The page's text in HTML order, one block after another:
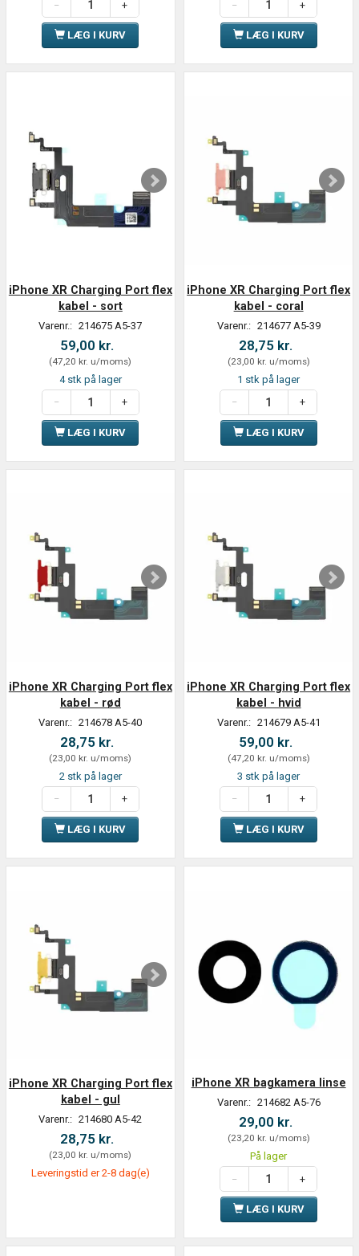
LÆG I KURV LÆG I KURV
iPhone XR Charging Port flex
kabel - sort
Varenr.: 214675 A5-37
59,00 kr.
(47,20 kr. u/moms)
4 stk på lager
LÆG I KURV
iPhone XR Charging Port flex
kabel - coral
Varenr.: 214677 A5-39
28,75 kr.
(23,00 kr. u/moms)
1 stk på lager
LÆG I KURV
iPhone XR Charging Port flex
kabel - rød
Varenr.: 214678 A5-40
28,75 kr.
(23,00 kr. u/moms)
2 stk på lager
LÆG I KURV
iPhone XR Charging Port flex
kabel - hvid
Varenr.: 214679 A5-41
59,00 kr.
(47,20 kr. u/moms)
3 stk på lager
LÆG I KURV
iPhone XR Charging Port flex
kabel - gul
Varenr.: 214680 A5-42
28,75 kr.
(23,00 kr. u/moms)
Leveringstid er 2-8 dag(e)
iPhone XR bagkamera linse
Varenr.: 214682 A5-76
29,00 kr.
(23,20 kr. u/moms)
På lager
LÆG I KURV